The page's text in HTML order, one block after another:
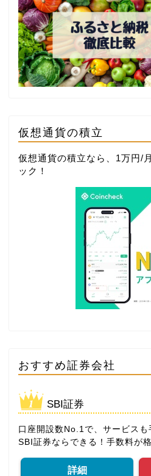
仮想通貨の積立
仮想通貨の積立なら、1万円/
ック ！
おすすめ証券会社
SBI証券
口座開設数No.1で、サービス
SBI証券ならできる！手数料が
詳細